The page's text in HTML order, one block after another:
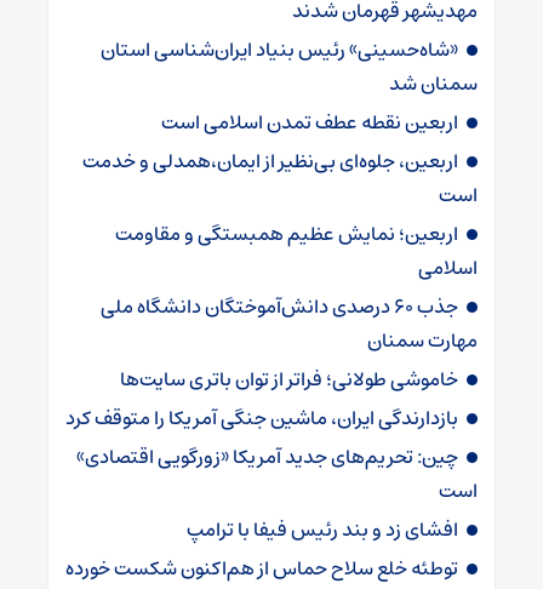
مهدیشهر قهرمان شدند
«شاه‌حسینی» رئیس بنیاد ایران‌شناسی استان
سمنان شد
اربعین نقطه عطف تمدن اسلامی است
اربعین، جلوه‌ای بی‌نظیر از ایمان،همدلی و خدمت
است
اربعین؛ نمایش عظیم همبستگی و مقاومت
اسلامی
جذب ۶۰ درصدی دانش‌آموختگان دانشگاه ملی
مهارت سمنان
خاموشی طولانی؛ فراتر از توان باتری سایت‌ها
بازدارندگی ایران، ماشین جنگی آمریکا را متوقف کرد
چین: تحریم‌های جدید آمریکا «زورگویی اقتصادی»
است
افشای زد و بند رئیس فیفا با ترامپ
توطئه خلع سلاح حماس از هم‌اکنون شکست خورده